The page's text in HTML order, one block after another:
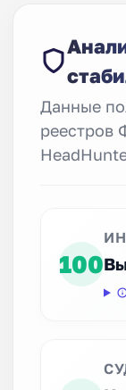
Данные
реестров
100